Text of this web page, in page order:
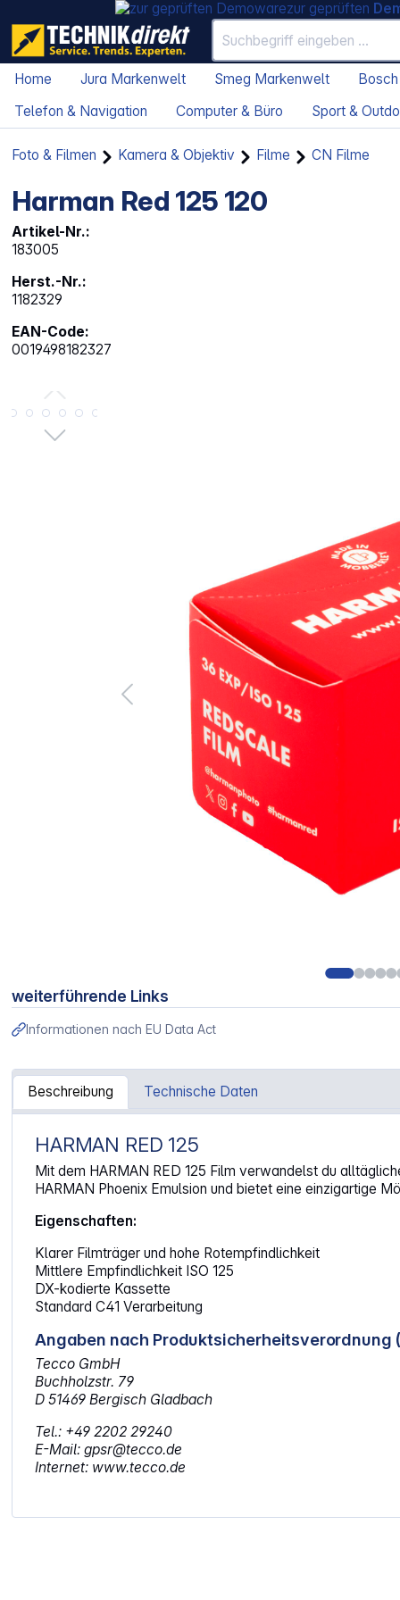
zur geprüften
Home Jura Markenwelt Smeg Markenwelt
Telefon & Navigation
Computer & Büro Sport &
Foto & Filmen Kamera & Objektiv Filme CN Filme
Harman Red 125 120
Artikel-Nr.:
183005
Herst.-Nr.:
1182329
EAN-Code:
0019498182327
Bildergalerie überspringen
weiterführende Links
Informationen nach EU Data Act
Beschreibung Technische Daten
Artikelinformationen "Harman Red 125 120"
HARMAN RED 125
Mit dem HARMAN RED 125 Film verwandelst du
HARMAN Phoenix Emulsion und bietet eine einzigartige
Eigenschaften:
Klarer Filmträger und hohe Rotempfindlichkeit
Mittlere Empfindlichkeit ISO 125
DX-kodierte Kassette
Standard C41 Verarbeitung
Angaben nach Produktsicherheitsverordnung
Tecco GmbH
Buchholzstr. 79
D 51469 Bergisch Gladbach
Tel.: +49 2202 29240
E-Mail: gpsr@tecco.de
Internet: www.tecco.de